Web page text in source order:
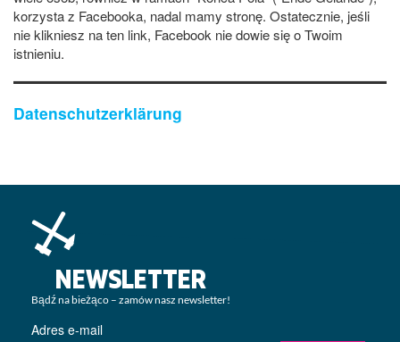
korzysta z Facebooka, nadal mamy stronę. Ostatecznie, jeśli
nie klikniesz na ten link, Facebook nie dowie się o Twoim
istnieniu.
Datenschutzerklärung
NEWSLETTER
Bądź na bieżąco – zamów nasz newsletter!
Adres e-mail